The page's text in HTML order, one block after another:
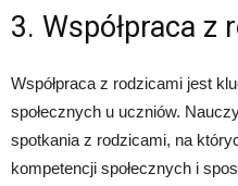
3. Współpraca z
Współpraca z rodzicami jest
społecznych u uczniów.
spotkania z rodzicami, na
kompetencji społecznych i